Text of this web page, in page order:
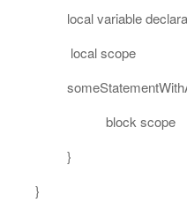
local variable
local scope
block scope
}
}